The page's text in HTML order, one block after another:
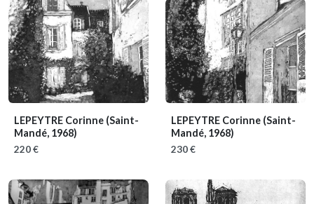
LEPEYTRE Corinne (Saint-
Mandé, 1968)
220 €
LEPEYTRE Corinne (Saint-
Mandé, 1968)
230 €